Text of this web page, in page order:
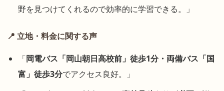
野を見つけてくれるので効率的に学習できる。」
📍 立地・料金に関する声
「岡電バス「岡山朝日高校前」徒歩1分・両備バス「国
富」徒歩3分でアクセス良好。」